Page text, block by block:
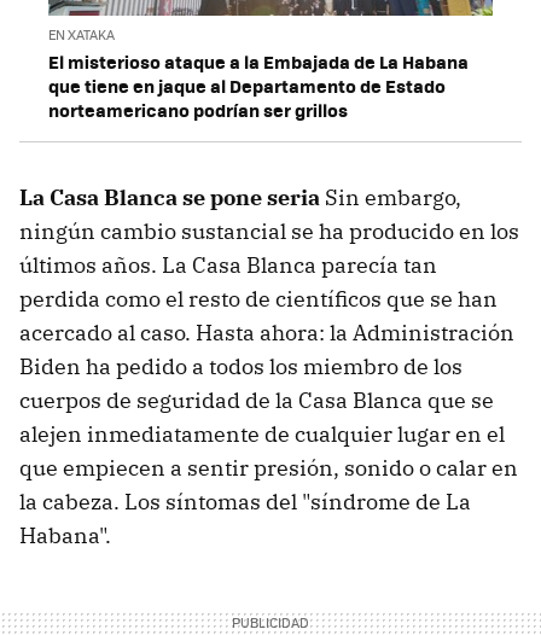
EN XATAKA
El misterioso ataque a la Embajada de La Habana
que tiene en jaque al Departamento de Estado
norteamericano podrían ser grillos
La Casa Blanca se pone seria Sin embargo,
ningún cambio sustancial se ha producido en los
últimos años. La Casa Blanca parecía tan
perdida como el resto de científicos que se han
acercado al caso. Hasta ahora: la Administración
Biden ha pedido a todos los miembro de los
cuerpos de seguridad de la Casa Blanca que se
alejen inmediatamente de cualquier lugar en el
que empiecen a sentir presión, sonido o calar en
la cabeza. Los síntomas del "síndrome de La
Habana".